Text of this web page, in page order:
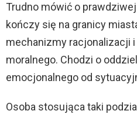
Trudno mówić o
kończy się na granicy
mechanizmy racjonalizacji
moralnego. Chodzi o
emocjonalnego od
Osoba stosująca taki